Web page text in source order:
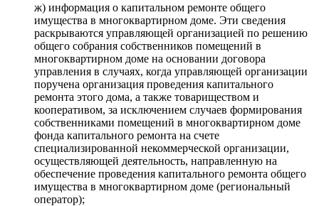
ж) информация о капитальном ремонте общего
имущества в многоквартирном доме. Эти сведения
раскрываются управляющей организацией по решению
общего собрания собственников помещений в
многоквартирном доме на основании договора
управления в случаях, когда управляющей организации
поручена организация проведения капитального
ремонта этого дома, а также товариществом и
кооперативом, за исключением случаев формирования
собственниками помещений в многоквартирном доме
фонда капитального ремонта на счете
специализированной некоммерческой организации,
осуществляющей деятельность, направленную на
обеспечение проведения капитального ремонта общего
имущества в многоквартирном доме (региональный
оператор);